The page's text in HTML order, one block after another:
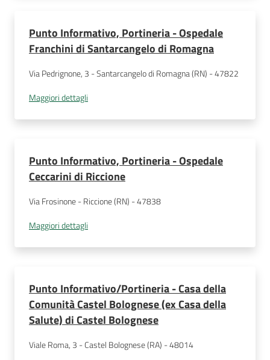
Punto Informativo, Portineria - Ospedale
Franchini di Santarcangelo di Romagna
Via Pedrignone, 3 - Santarcangelo di Romagna (RN) - 47822
Maggiori dettagli
Punto Informativo, Portineria - Ospedale
Ceccarini di Riccione
Via Frosinone - Riccione (RN) - 47838
Maggiori dettagli
Punto Informativo/Portineria - Casa della
Comunità Castel Bolognese (ex Casa della
Salute) di Castel Bolognese
Viale Roma, 3 - Castel Bolognese (RA) - 48014